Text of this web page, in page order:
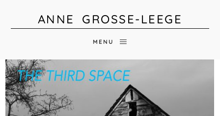
ANNE GROSSE-LEEGE
MENU